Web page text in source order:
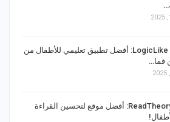
تحميل LogicLike: أفضل تطبيق تعليمي للأطفال من
موقع ReadTheory: أفضل موقع لتحسين القراءة